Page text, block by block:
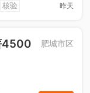
核验 昨天
4500
肥城市区